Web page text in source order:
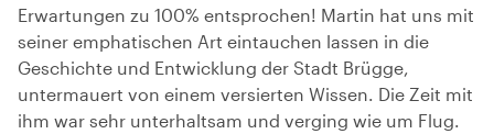
Erwartungen zu 100% entsprochen! Martin hat uns mit
seiner emphatischen Art eintauchen lassen in die
Geschichte und Entwicklung der Stadt Brügge,
untermauert von einem versierten Wissen. Die Zeit mit
ihm war sehr unterhaltsam und verging wie um Flug.